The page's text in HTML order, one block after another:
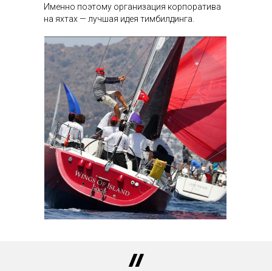
Именно поэтому организация корпоратива
на яхтах — лучшая идея тимбилдинга.